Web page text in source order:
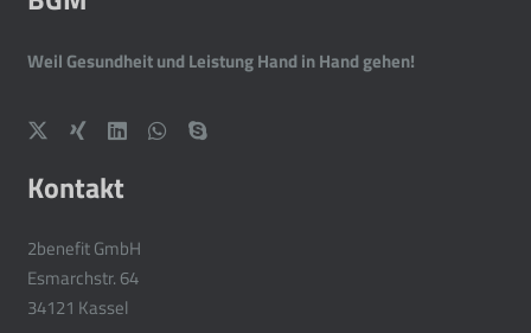
Weil Gesundheit und Leistung Hand in Hand gehen!
Kontakt
2benefit GmbH
Esmarchstr. 64
34121 Kassel